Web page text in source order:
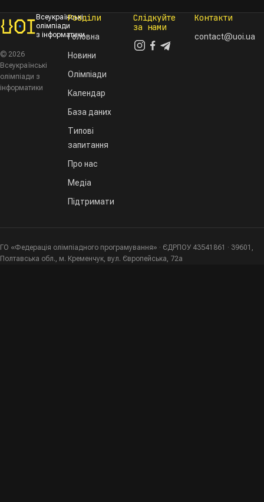
Всеукраїнські
олімпіади
з інформатики
© 2026
Всеукраїнські
олімпіади з
інформатики
Розділи
Головна
Новини
Олімпіади
Календар
База даних
Типові
запитання
Про нас
Медіа
Підтримати
Слідкуйте
за нами
Контакти
contact@uoi.ua
ГО «Федерація олімпіадного програмування» · ЄДРПОУ 43541861 · 39601,
Полтавська обл., м. Кременчук, вул. Європейська, 72а